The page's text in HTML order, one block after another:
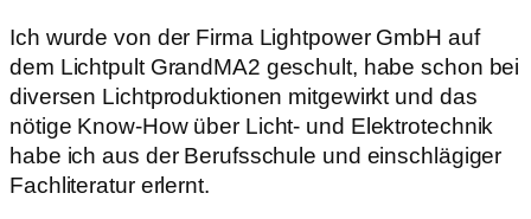
Ich wurde von der Firma Lightpower GmbH auf
dem Lichtpult GrandMA2 geschult, habe schon bei
diversen Lichtproduktionen mitgewirkt und das
nötige Know-How über Licht- und Elektrotechnik
habe ich aus der Berufsschule und einschlägiger
Fachliteratur erlernt.